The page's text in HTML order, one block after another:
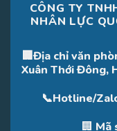
CÔNG TY
NHÂN LỰC
🏢Địa chỉ văn
Xuân Thới Đông,
📞Hotline/
🏢 Mã